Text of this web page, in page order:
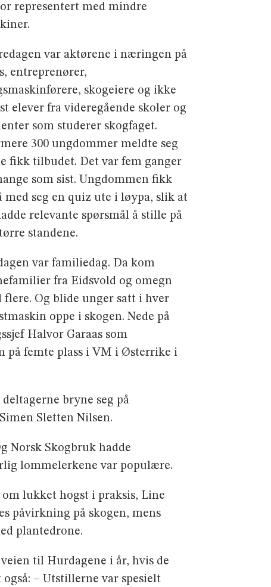
representert med mindre
var aktørene i næringen på
entreprenører,
skogeiere og ikke
elever fra videregående skoler og
som studerer skogfaget.
300 ungdommer meldte seg
fikk tilbudet. Det var fem ganger
som sist. Ungdommen fikk
med seg en quiz ute i løypa, slik at
relevante spørsmål å stille på
standene.
var familiedag. Da kom
fra Eidsvold og omegn
flere. Og blide unger satt i hver
oppe i skogen. Nede på
Halvor Garaas som
på femte plass i VM i Østerrike i
bryne seg på
Sletten Nilsen.
Norsk Skogbruk hadde
lommelerkene var populære.
lukket hogst i praksis, Line
påvirkning på skogen, mens
plantedrone.
til Hurdagene i år, hvis de
– Utstillerne var spesielt